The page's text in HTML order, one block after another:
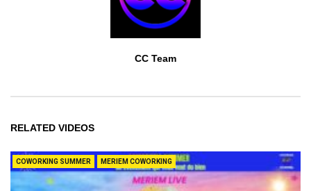
CC Team
RELATED VIDEOS
COWORKING SUMMER MERIEM COWORKING